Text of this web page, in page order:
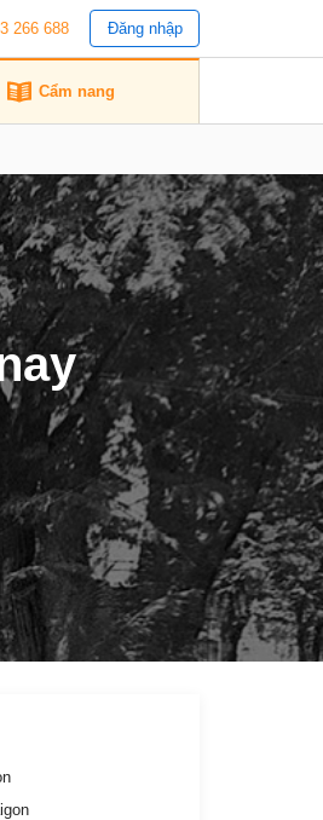
266 688 Đăng nhập
Cẩm nang